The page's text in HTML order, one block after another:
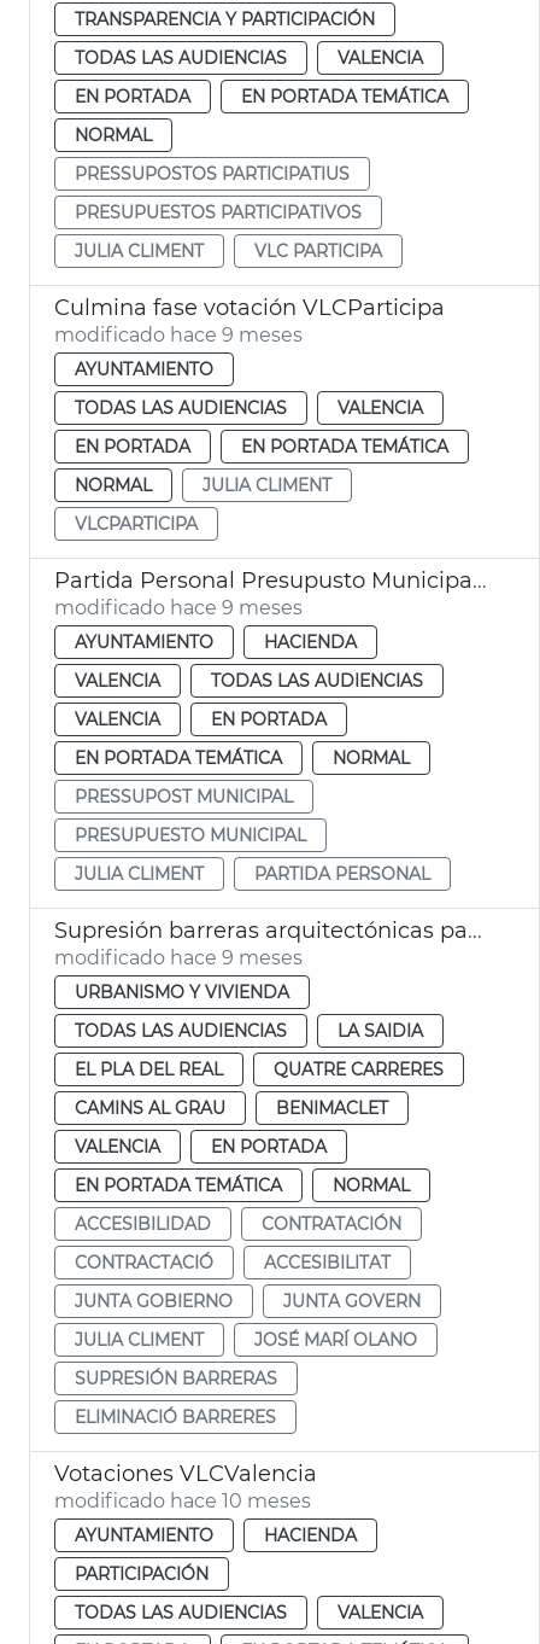
TRANSPARENCIA Y PARTICIPACIÓN
TODAS LAS AUDIENCIAS
VALENCIA
EN PORTADA
EN PORTADA TEMÁTICA
NORMAL
PRESSUPOSTOS PARTICIPATIUS
PRESUPUESTOS PARTICIPATIVOS
JULIA CLIMENT
VLC PARTICIPA
Culmina fase votación VLCParticipa
modificado hace 9 meses
AYUNTAMIENTO
TODAS LAS AUDIENCIAS
VALENCIA
EN PORTADA
EN PORTADA TEMÁTICA
NORMAL
JULIA CLIMENT
VLCPARTICIPA
Partida Personal Presupusto Municipal 2026 València
modificado hace 9 meses
AYUNTAMIENTO
HACIENDA
VALENCIA
TODAS LAS AUDIENCIAS
VALENCIA
EN PORTADA
EN PORTADA TEMÁTICA
NORMAL
PRESSUPOST MUNICIPAL
PRESUPUESTO MUNICIPAL
JULIA CLIMENT
PARTIDA PERSONAL
Supresión barreras arquitectónicas paso de peatones València
modificado hace 9 meses
URBANISMO Y VIVIENDA
TODAS LAS AUDIENCIAS
LA SAIDIA
EL PLA DEL REAL
QUATRE CARRERES
CAMINS AL GRAU
BENIMACLET
VALENCIA
EN PORTADA
EN PORTADA TEMÁTICA
NORMAL
ACCESIBILIDAD
CONTRATACIÓN
CONTRACTACIÓ
ACCESIBILITAT
JUNTA GOBIERNO
JUNTA GOVERN
JULIA CLIMENT
JOSÉ MARÍ OLANO
SUPRESIÓN BARRERAS
ELIMINACIÓ BARRERES
Votaciones VLCValencia
modificado hace 10 meses
AYUNTAMIENTO
HACIENDA
PARTICIPACIÓN
TODAS LAS AUDIENCIAS
VALENCIA